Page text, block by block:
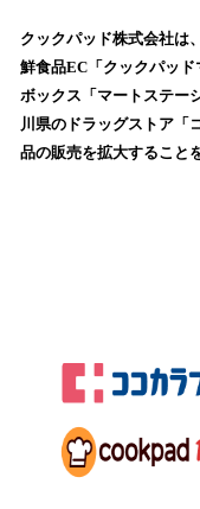
！
数
を
読
込
クックパッド株式会社は
鮮食品EC「クックパッ
ボックス「マートステー
川県のドラッグストア「
品の販売を拡大すること